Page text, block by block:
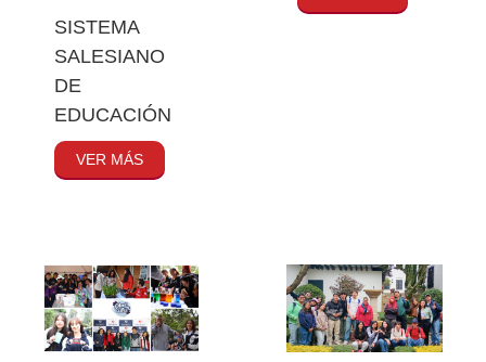
SISTEMA
SALESIANO
DE
EDUCACIÓN
VER MÁS